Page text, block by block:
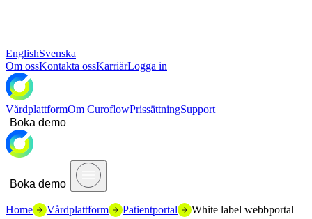
EnglishSvenska
Om ossKontakta ossKarriärLogga in
VårdplattformOm CuroflowPrissättningSupport
Boka demo
Boka demo
Home Vårdplattform Patientportal White label webbportal